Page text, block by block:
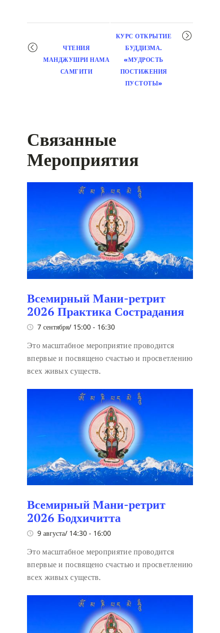
Мероприятие
навигация
ЧТЕНИЯ
МАНДЖУШРИ НАМА
САМГИТИ
КУРС ОТКРЫТИЕ
БУДДИЗМА.
«МУДРОСТЬ
ПОСТИЖЕНИЯ
ПУСТОТЫ»
Связанные
Мероприятия
Всемирный Мани-ретрит
2026 Практика Сострадания
7 сентября/ 15:00 - 16:30
Это масштабное мероприятие проводится
впервые и посвящено счастью и просветлению
всех живых существ.
Всемирный Мани-ретрит
2026 Бодхичитта
9 августа/ 14:30 - 16:00
Это масштабное мероприятие проводится
впервые и посвящено счастью и просветлению
всех живых существ.